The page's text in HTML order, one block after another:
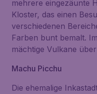
mehrere eingezäunte
Kloster, das einen
verschiedenen
Farben bunt bemalt.
mächtige Vulkane
Machu Picchu
Die ehemalige